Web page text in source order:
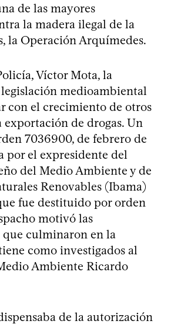
de las mayores
la madera ilegal de la
la Operación Arquímedes.
Víctor Mota, la
medioambiental
con el crecimiento de otros
exportación de drogas. Un
7036900, de febrero de
por el expresidente del
del Medio Ambiente y de
Renovables (Ibama)
fue destituido por orden
motivó las
que culminaron en la
como investigados al
Ambiente Ricardo
de la autorización